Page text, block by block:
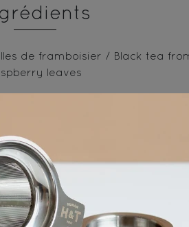
de framboisier / Black tea
leaves
aussi...